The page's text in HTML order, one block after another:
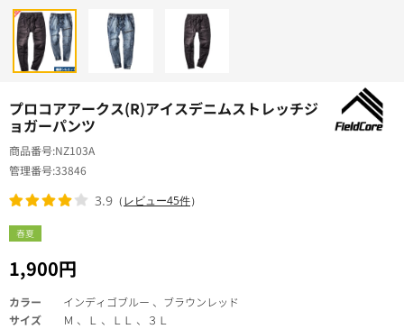
プロコアアークス(R)アイスデニムストレッチジ
ョガーパンツ
春夏
1,900円
商品番号 NZ103A
管理番号33846
3.9 （レビュー45件）
カラー
インディゴブルー 、ブラウンレッド
サイズ
Ｍ 、Ｌ 、ＬＬ 、３Ｌ